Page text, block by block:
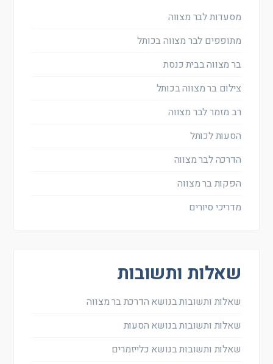
מסעדות לבר מצווה
מתופפים לבר מצווה בכותל
בר מצווה בבית כנסת
צילום בר מצווה בכותל
רב מזמר לבר מצווה
הסעות לכותל
הדרכה לבר מצווה
הפקות בר מצווה
מדריכי סיורים
שאלות ותשובות
שאלות ותשובות בנושא הדרכת בר מצווה
שאלות ותשובות בנושא הסעות
שאלות ותשובות בנושא כלייזמרים